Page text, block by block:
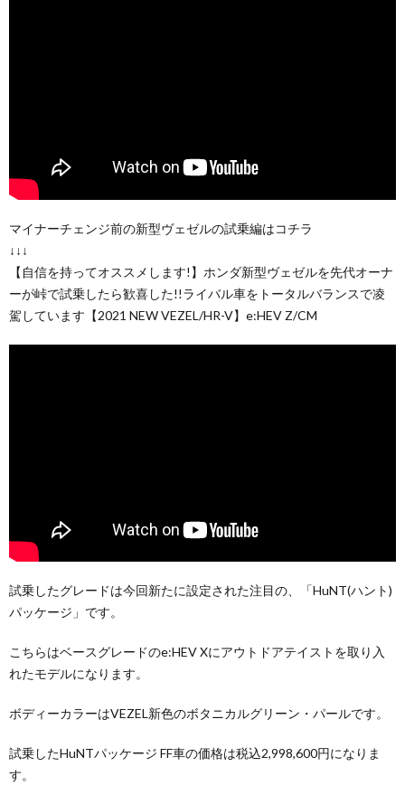
マイナーチェンジ前の新型ヴェゼルの試乗編はコチラ
↓↓↓
【自信を持ってオススメします!】ホンダ新型ヴェゼルを先代オーナ
ーが峠で試乗したら歓喜した!!ライバル車をトータルバランスで凌
駕しています【2021 NEW VEZEL/HR-V】e:HEV Z/CM
試乗したグレードは今回新たに設定された注目の、「HuNT(ハント)
パッケージ」です。
こちらはベースグレードのe:HEV Xにアウトドアテイストを取り入
れたモデルになります。
ボディーカラーはVEZEL新色のボタニカルグリーン・パールです。
試乗したHuNTパッケージ FF車の価格は税込2,998,600円になりま
す。